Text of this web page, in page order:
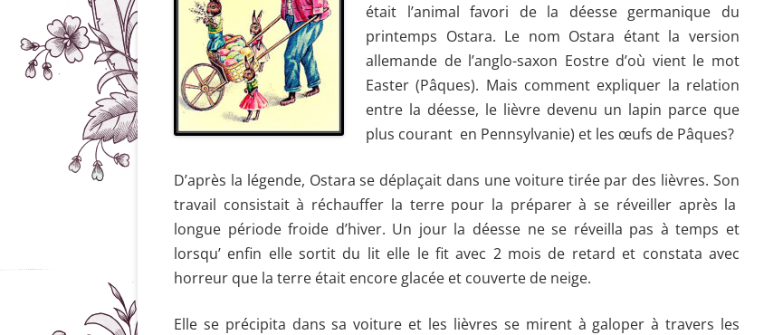
était l’animal favori de la déesse germanique du
printemps Ostara. Le nom Ostara étant la version
allemande de l’anglo-saxon Eostre d’où vient le mot
Easter (Pâques). Mais comment expliquer la relation
entre la déesse, le lièvre devenu un lapin parce que
plus courant en Pennsylvanie) et les œufs de Pâques?
D’après la légende, Ostara se déplaçait dans une voiture tirée par des lièvres. Son
travail consistait à réchauffer la terre pour la préparer à se réveiller après la
longue période froide d’hiver. Un jour la déesse ne se réveilla pas à temps et
lorsqu’ enfin elle sortit du lit elle le fit avec 2 mois de retard et constata avec
horreur que la terre était encore glacée et couverte de neige.
Elle se précipita dans sa voiture et les lièvres se mirent à galoper à travers les